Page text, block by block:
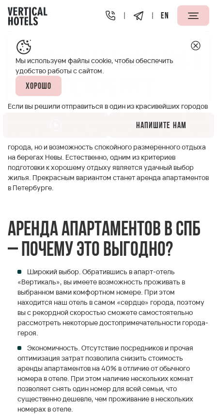
EN
Апарт-отели Vertical
Аренда апартаментов в
Санкт-Петербурге
Если вы решили отправиться в один из красивейших городов
не стоит забывать о том, что удачный отдых в Питере – это не
города, но и возможность спокойного размеренного отдыха
на берегах Невы. Естественно, одним из критериев
подготовки к хорошему отдыху является удачный выбор
жилья. Прекрасным вариантом станет аренда апартаментов
в Петербурге.
Аренда апартаментов в СПб
– почему это выгодно?
Широкий выбор. Обратившись в апарт-отель
«Вертикаль», вы имеете возможность проживать в
выбранном вами комфортном номере. При этом
находится наш отель в самом «сердце» города, поэтому
вы с рекордной скоростью сможете самостоятельно
рассмотреть некоторые достопримечательности города-
героя.
Экономичность. Отсутствие посредников и прочая
оптимизация затрат позволила снизить стоимость
аренды апартаментов на 40% в отличие от обычного
номера в отеле. При этом наличие нескольких комнат
позволяет снять один номер для всей семьи, что
существенно дешевле, чем проживание в нескольких
номерах в отеле.
Мы используем файлы cookie, чтобы обеспечить
удобство работы с сайтом.
Хорошо
Напишите нам